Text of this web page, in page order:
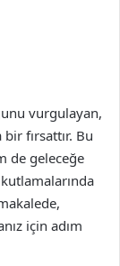
vurgulayan,
fırsattır. Bu
de geleceğe
için adım